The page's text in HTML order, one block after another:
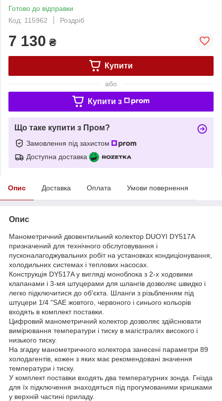
Готово до відправки
Код: 115962
Роздріб
7 130 ₴
Купити
або
Купити з
Що таке купити з Пром?
Замовлення під захистом
Доступна доставка
Опис Доставка Оплата Умови повернення
Опис
Манометричний двовентильний колектор DUOYI DY517A
призначений для технічного обслуговування і
пусконалагоджувальних робіт на установках кондиціонування,
холодильних системах і теплових насосах.
Конструкція DY517A у вигляді моноблока з 2-х ходовими
клапанами і 3-мя штуцерами для шлангів дозволяє швидко і
легко підключитися до об'єкта. Шланги з різьбленням під
штуцери 1/4 "SAE жовтого, червоного і синього кольорів
входять в комплект поставки.
Цифровий манометричний колектор дозволяє здійснювати
вимірювання температури і тиску в магістралях високого і
низького тиску.
На згадку манометричного колектора занесені параметри 89
холодагентів, кожен з яких має рекомендовані значення
температури і тиску.
У комплект поставки входять два температурних зонда. Гнізда
для їх підключення знаходяться під прогумованими кришками
у верхній частині приладу.